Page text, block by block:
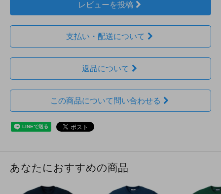
レビューを投稿
支払い・配送について
返品について
この商品について問い合わせる
あなたにおすすめの商品